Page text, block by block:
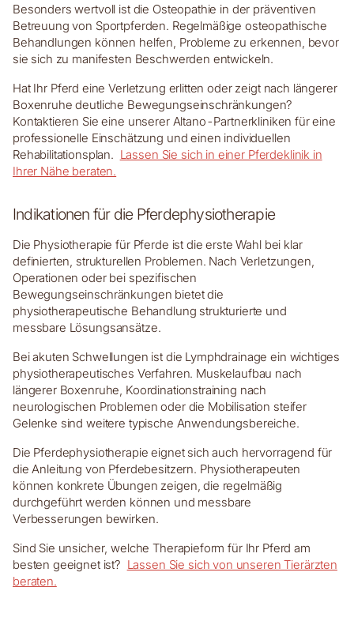
Besonders wertvoll ist die Osteopathie in der präventiven
Betreuung von Sportpferden. Regelmäßige osteopathische
Behandlungen können helfen, Probleme zu erkennen, bevor
sie sich zu manifesten Beschwerden entwickeln.
Hat Ihr Pferd eine Verletzung erlitten oder zeigt nach längerer
Boxenruhe deutliche Bewegungseinschränkungen?
Kontaktieren Sie eine unserer Altano-Partnerkliniken für eine
professionelle Einschätzung und einen individuellen
Rehabilitationsplan. Lassen Sie sich in einer Pferdeklinik in
Ihrer Nähe beraten.
Indikationen für die Pferdephysiotherapie
Die Physiotherapie für Pferde ist die erste Wahl bei klar
definierten, strukturellen Problemen. Nach Verletzungen,
Operationen oder bei spezifischen
Bewegungseinschränkungen bietet die
physiotherapeutische Behandlung strukturierte und
messbare Lösungsansätze.
Bei akuten Schwellungen ist die Lymphdrainage ein wichtiges
physiotherapeutisches Verfahren. Muskelaufbau nach
längerer Boxenruhe, Koordinationstraining nach
neurologischen Problemen oder die Mobilisation steifer
Gelenke sind weitere typische Anwendungsbereiche.
Die Pferdephysiotherapie eignet sich auch hervorragend für
die Anleitung von Pferdebesitzern. Physiotherapeuten
können konkrete Übungen zeigen, die regelmäßig
durchgeführt werden können und messbare
Verbesserungen bewirken.
Sind Sie unsicher, welche Therapieform für Ihr Pferd am
besten geeignet ist? Lassen Sie sich von unseren Tierärzten
beraten.